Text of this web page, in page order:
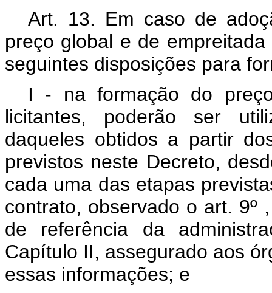
Art. 13. Em caso de
preço global e de
seguintes disposições para
I - na formação do
licitantes, poderão ser
daqueles obtidos a partir
previstos neste Decreto,
cada uma das etapas
contrato, observado o art. 9º
de referência da
Capítulo II, assegurado aos
essas informações; e